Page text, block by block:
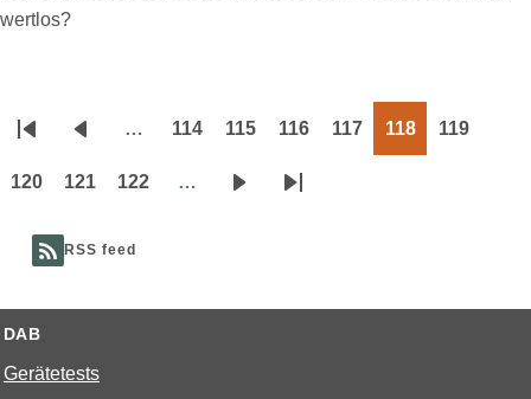
wertlos?
Seitennummerierung
Erste
Seite
Vorherige
Seite
… 114 115 116 117 118 119
120 121 122 …
NächsteLetzte
RSS feed
DAB
Gerätetests